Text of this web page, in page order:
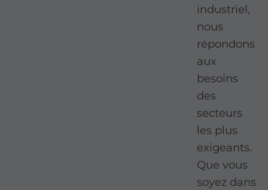
industriel,
nous
répondons
aux
besoins
des
secteurs
les plus
exigeants.
Que vous
soyez dans